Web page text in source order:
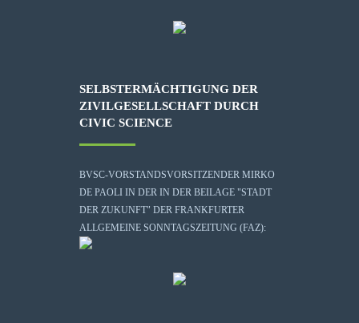
SELBSTERMÄCHTIGUNG DER
ZIVILGESELLSCHAFT DURCH
CIVIC SCIENCE
BVSC-VORSTANDSVORSITZENDER MIRKO
DE PAOLI IN DER IN DER BEILAGE "STADT
DER ZUKUNFT" DER FRANKFURTER
ALLGEMEINE SONNTAGSZEITUNG (FAZ):